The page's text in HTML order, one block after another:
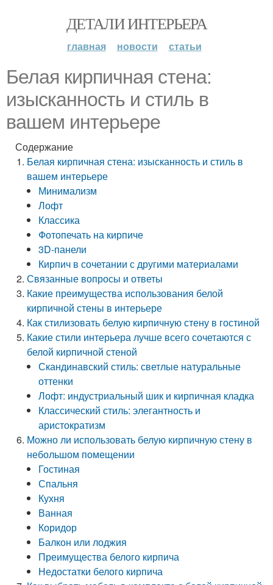
ДЕТАЛИ ИНТЕРЬЕРА
главная новости статьи
Белая кирпичная стена:
изысканность и стиль в
вашем интерьере
Содержание
Белая кирпичная стена: изысканность и стиль в
вашем интерьере
Минимализм
Лофт
Классика
Фотопечать на кирпиче
3D-панели
Кирпич в сочетании с другими материалами
Связанные вопросы и ответы
Какие преимущества использования белой
кирпичной стены в интерьере
Как стилизовать белую кирпичную стену в гостиной
Какие стили интерьера лучше всего сочетаются с
белой кирпичной стеной
Скандинавский стиль: светлые натуральные
оттенки
Лофт: индустриальный шик и кирпичная кладка
Классический стиль: элегантность и
аристократизм
Можно ли использовать белую кирпичную стену в
небольшом помещении
Гостиная
Спальня
Кухня
Ванная
Коридор
Балкон или лоджия
Преимущества белого кирпича
Недостатки белого кирпича